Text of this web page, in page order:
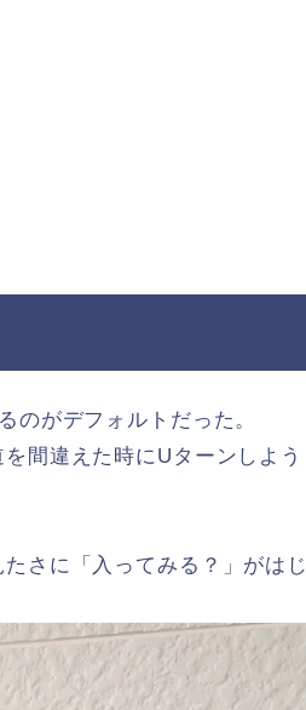
のがデフォルトだった。
間違えた時にUターンしよ
さに「入ってみる？」がはじ